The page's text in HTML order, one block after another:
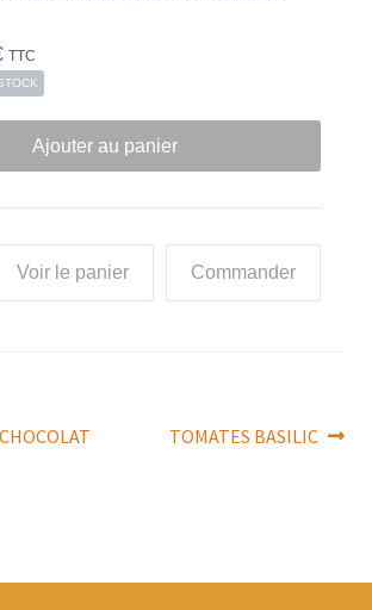
TTC
Ajouter au panier
Commander
Voir le panier
Article
TOMATES BASILIC